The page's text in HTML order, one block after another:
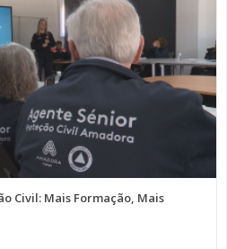
Civil: Mais Formação, Mais